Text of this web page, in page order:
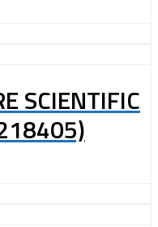
SCIENTIFIC